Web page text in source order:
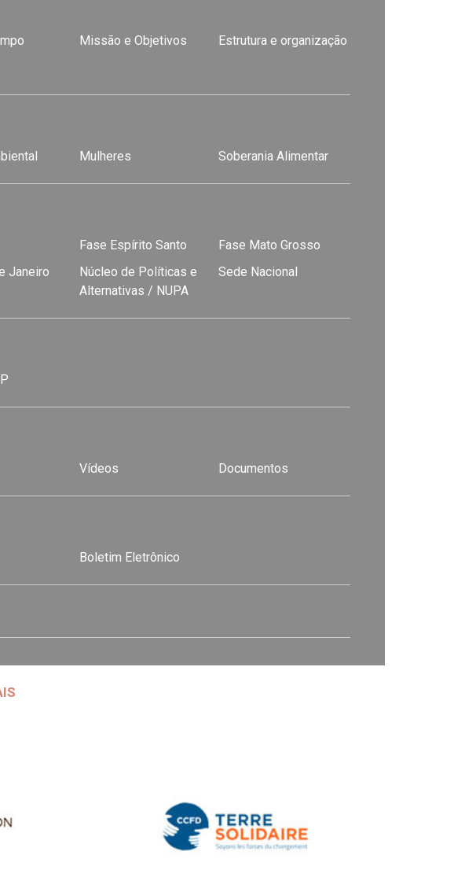
Missão e Objetivos
Estrutura e organização
Mulheres Soberania Alimentar
Fase Espírito Santo
Fase Mato Grosso
Janeiro
Núcleo de Políticas e
Alternativas / NUPA
Sede Nacional
Vídeos Documentos
Boletim Eletrônico